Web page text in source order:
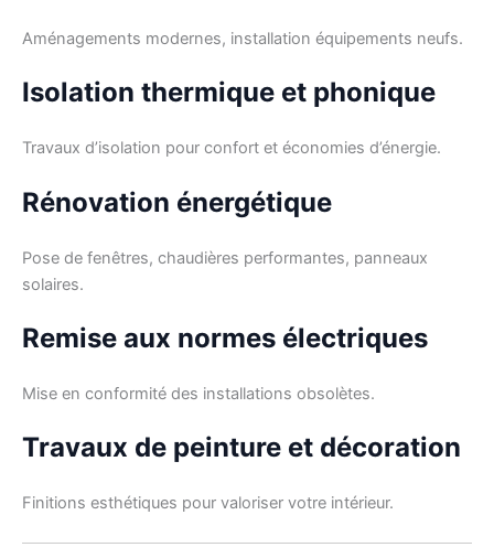
Aménagements modernes, installation équipements neufs.
Isolation thermique et phonique
Travaux d’isolation pour confort et économies d’énergie.
Rénovation énergétique
Pose de fenêtres, chaudières performantes, panneaux
solaires.
Remise aux normes électriques
Mise en conformité des installations obsolètes.
Travaux de peinture et décoration
Finitions esthétiques pour valoriser votre intérieur.